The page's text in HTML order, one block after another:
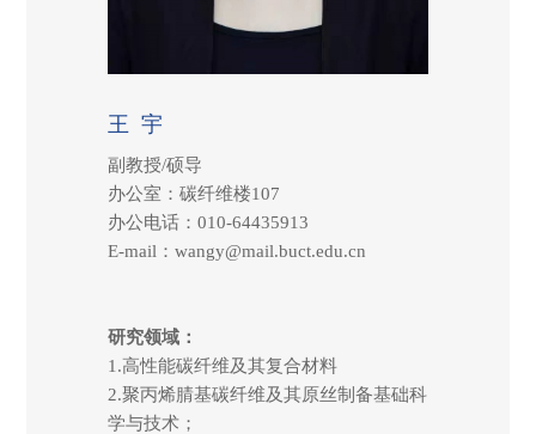
王 宇
副教授/硕导
办公室：碳纤维楼107
办公电话：010-64435913
E-mail：wangy@mail.buct.edu.cn
研究领域：
1.高性能碳纤维及其复合材料
2.聚丙烯腈基碳纤维及其原丝制备基础科
学与技术；